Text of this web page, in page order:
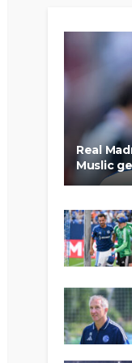
Real
Muslic